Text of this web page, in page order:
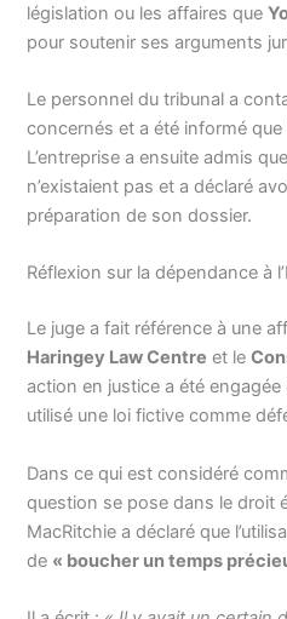
législation ou les affaires que
pour soutenir ses arguments
Le personnel du tribunal a
concernés et a été informé que
L’entreprise a ensuite admis
n’existaient pas et a déclaré
préparation de son dossier.
Réflexion sur la dépendance à
Le juge a fait référence à une
Haringey Law Centre et le
action en justice a été
utilisé une loi fictive comme
Dans ce qui est considéré
question se pose dans le droit
MacRitchie a déclaré que
de « boucher un temps